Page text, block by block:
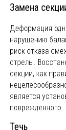
Замена
Деформация
нарушению
риск отказа
стрелы.
секции, как
является
поврежденного.
Течь